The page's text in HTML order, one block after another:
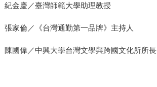
紀金慶／臺灣師範大學助理教授
張家倫／《台灣通勤第一品牌》主持人
陳國偉／中興大學台灣文學與跨國文化所所長